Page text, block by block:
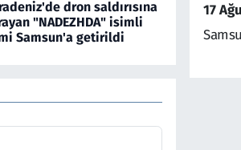
dron saldırısına
"NADEZHDA" isimli
Samsun'a getirildi
17